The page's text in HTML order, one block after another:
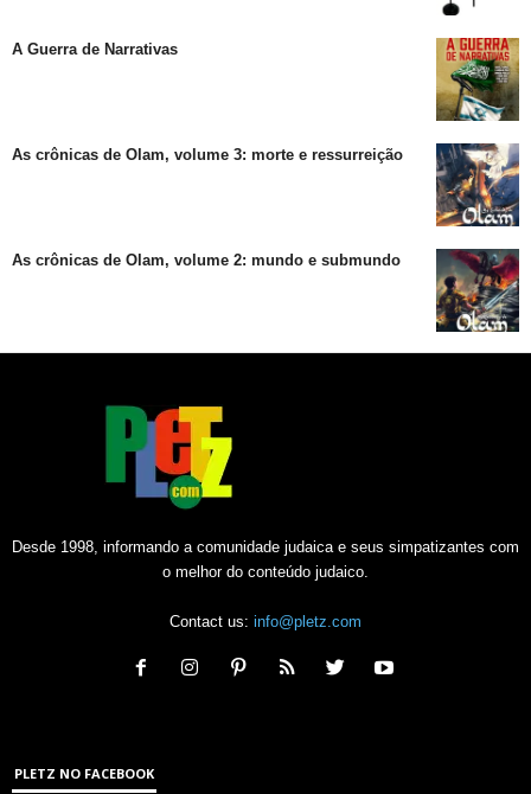
A Guerra de Narrativas
As crônicas de Olam, volume 3: morte e ressurreição
As crônicas de Olam, volume 2: mundo e submundo
Desde 1998, informando a comunidade judaica e seus simpatizantes com
o melhor do conteúdo judaico.
Contact us: info@pletz.com
PLETZ NO FACEBOOK